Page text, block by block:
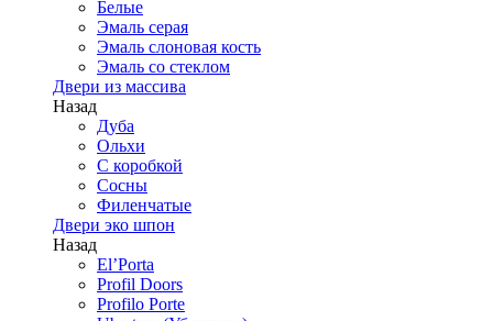
Белые
Эмаль серая
Эмаль слоновая кость
Эмаль со стеклом
Двери из массива
Назад
Дуба
Ольхи
С коробкой
Сосны
Филенчатые
Двери эко шпон
Назад
El’Porta
Profil Doors
Profilo Porte